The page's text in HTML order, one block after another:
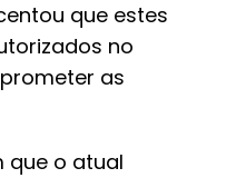
que estes
no
as
que o atual